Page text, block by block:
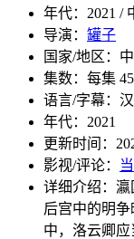
年代： 2021 /
导演： 罐子
国家/地区：
集数： 每集
语言/字幕：
年代： 2021
更新时间：
影视/评论：
详细介绍： 瀛
后宫中的明
中，洛云卿